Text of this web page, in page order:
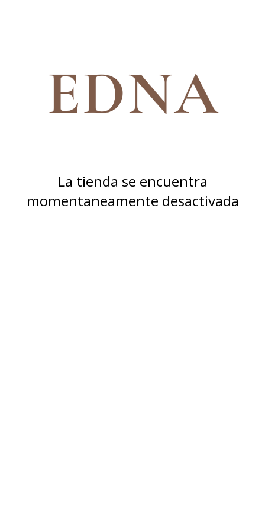
La tienda se encuentra
momentaneamente desactivada